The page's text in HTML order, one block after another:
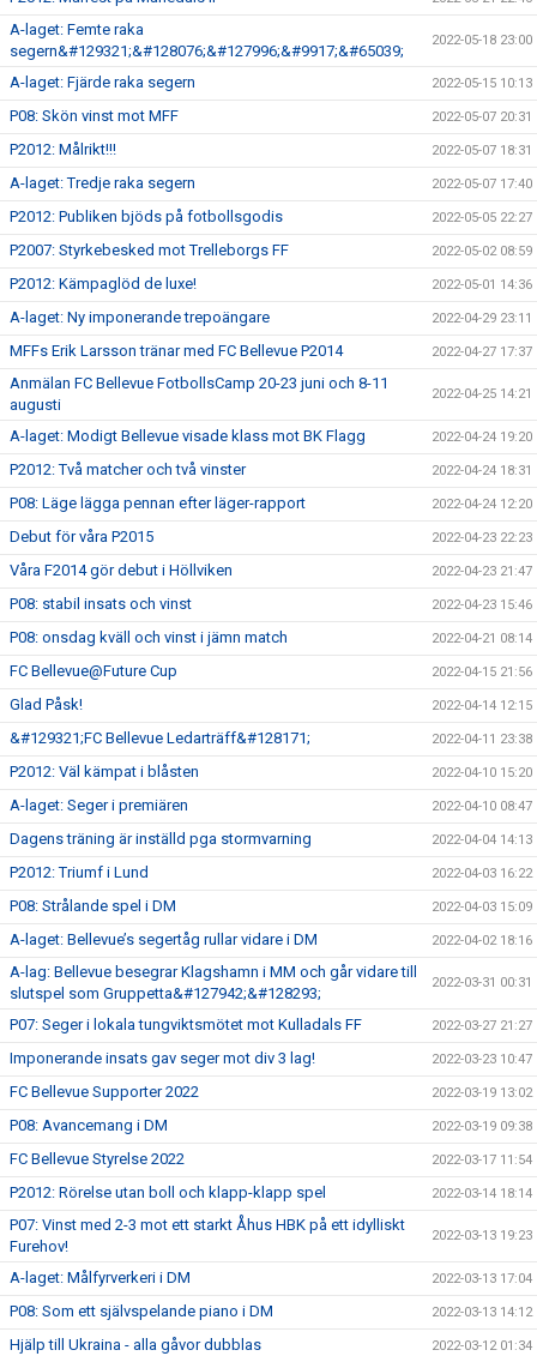
A-laget: Femte raka
segern&#129321;&#128076;&#127996;&#9917;&#65039;
2022-05-18 23:00
A-laget: Fjärde raka segern 2022-05-15 10:13
P08: Skön vinst mot MFF 2022-05-07 20:31
P2012: Målrikt!!! 2022-05-07 18:31
A-laget: Tredje raka segern 2022-05-07 17:40
P2012: Publiken bjöds på fotbollsgodis 2022-05-05 22:27
P2007: Styrkebesked mot Trelleborgs FF 2022-05-02 08:59
P2012: Kämpaglöd de luxe! 2022-05-01 14:36
A-laget: Ny imponerande trepoängare 2022-04-29 23:11
MFFs Erik Larsson tränar med FC Bellevue P2014 2022-04-27 17:37
Anmälan FC Bellevue FotbollsCamp 20-23 juni och 8-11
augusti
2022-04-25 14:21
A-laget: Modigt Bellevue visade klass mot BK Flagg 2022-04-24 19:20
P2012: Två matcher och två vinster 2022-04-24 18:31
P08: Läge lägga pennan efter läger-rapport 2022-04-24 12:20
Debut för våra P2015 2022-04-23 22:23
Våra F2014 gör debut i Höllviken 2022-04-23 21:47
P08: stabil insats och vinst 2022-04-23 15:46
P08: onsdag kväll och vinst i jämn match 2022-04-21 08:14
FC Bellevue@Future Cup 2022-04-15 21:56
Glad Påsk! 2022-04-14 12:15
&#129321;FC Bellevue Ledarträff&#128171; 2022-04-11 23:38
P2012: Väl kämpat i blåsten 2022-04-10 15:20
A-laget: Seger i premiären 2022-04-10 08:47
Dagens träning är inställd pga stormvarning 2022-04-04 14:13
P2012: Triumf i Lund 2022-04-03 16:22
P08: Strålande spel i DM 2022-04-03 15:09
A-laget: Bellevue’s segertåg rullar vidare i DM 2022-04-02 18:16
A-lag: Bellevue besegrar Klagshamn i MM och går vidare till
slutspel som Gruppetta&#127942;&#128293;
2022-03-31 00:31
P07: Seger i lokala tungviktsmötet mot Kulladals FF 2022-03-27 21:27
Imponerande insats gav seger mot div 3 lag! 2022-03-23 10:47
FC Bellevue Supporter 2022 2022-03-19 13:02
P08: Avancemang i DM 2022-03-19 09:38
FC Bellevue Styrelse 2022 2022-03-17 11:54
P2012: Rörelse utan boll och klapp-klapp spel 2022-03-14 18:14
P07: Vinst med 2-3 mot ett starkt Åhus HBK på ett idylliskt
Furehov!
2022-03-13 19:23
A-laget: Målfyrverkeri i DM 2022-03-13 17:04
P08: Som ett självspelande piano i DM 2022-03-13 14:12
Hjälp till Ukraina - alla gåvor dubblas 2022-03-12 01:34